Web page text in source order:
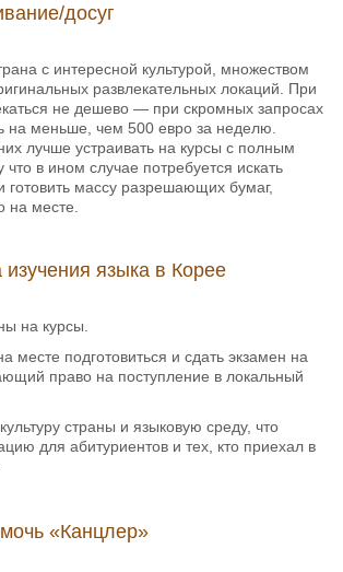
досуг
с интересной культурой, множеством
развлекательных локаций. При
не дешево — при скромных запросах
на меньше, чем 500 евро за неделю.
лучше устраивать на курсы с полным
в ином случае потребуется искать
готовить массу разрешающих бумаг,
на месте.
языка в Корее
на курсы.
месте подготовиться и сдать экзамен на
право на поступление в локальный
страны и языковую среду, что
для абитуриентов и тех, кто приехал в
«Канцлер»